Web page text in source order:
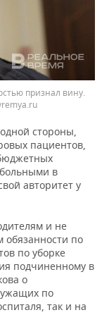
признал вину.
стороны,
пациентов,
в
авторитет у
и не
по
по уборке
подчиненному в
о
по
так и на